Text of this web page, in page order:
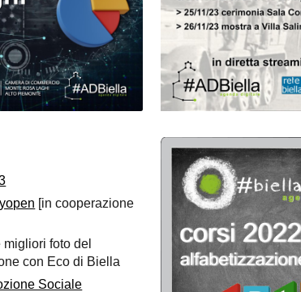
[in cooperazione
migliori foto del
con Eco di Biella
Sociale